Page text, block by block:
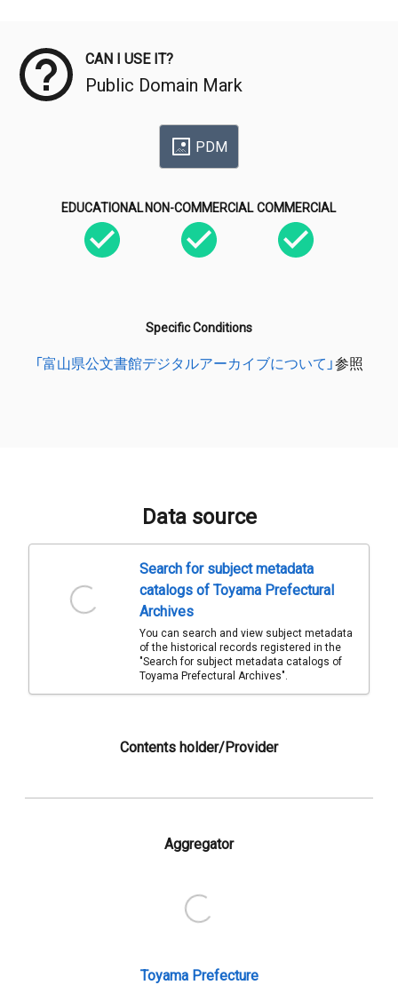
CAN I USE IT?
Public Domain Mark
PDM
EDUCATIONAL NON-COMMERCIAL COMMERCIAL
Specific Conditions
「富山県公文書館デジタルアーカイブについて」参照
Data source
Search for subject metadata
catalogs of Toyama Prefectural
Archives
You can search and view subject metadata
of the historical records registered in the
"Search for subject metadata catalogs of
Toyama Prefectural Archives".
Contents holder/Provider
Aggregator
Toyama Prefecture